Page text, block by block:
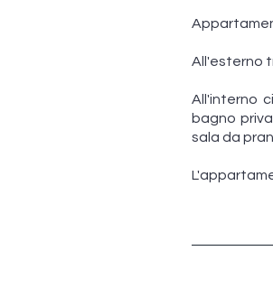
All'esterno
All'interno
bagno
sala da